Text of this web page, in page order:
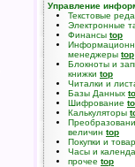
Управление
Текстовые
Электронные
Финансы top
менеджеры top
Блокноты и
книжки top
Читалки и
Базы Данных
Шифрование
Калькуляторы
величин top
Покупки и
Часы и
прочее top